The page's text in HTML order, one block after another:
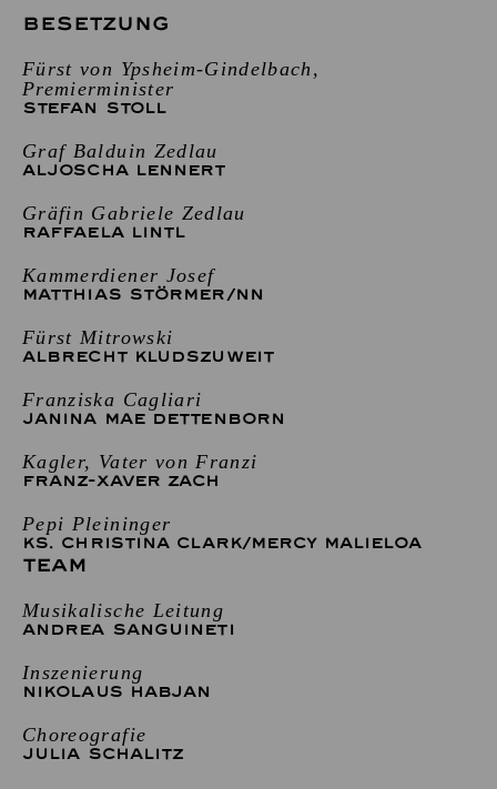
BESETZUNG
Fürst von Ypsheim-Gindelbach,
Premierminister
STEFAN STOLL
Graf Balduin Zedlau
ALJOSCHA LENNERT
Gräfin Gabriele Zedlau
RAFFAELA LINTL
Kammerdiener Josef
MATTHIAS STÖRMER/NN
Fürst Mitrowski
ALBRECHT KLUDSZUWEIT
Franziska Cagliari
JANINA MAE DETTENBORN
Kagler, Vater von Franzi
FRANZ-XAVER ZACH
Pepi Pleininger
KS. CHRISTINA CLARK/MERCY MALIELOA
TEAM
Musikalische Leitung
ANDREA SANGUINETI
Inszenierung
NIKOLAUS HABJAN
Choreografie
JULIA SCHALITZ